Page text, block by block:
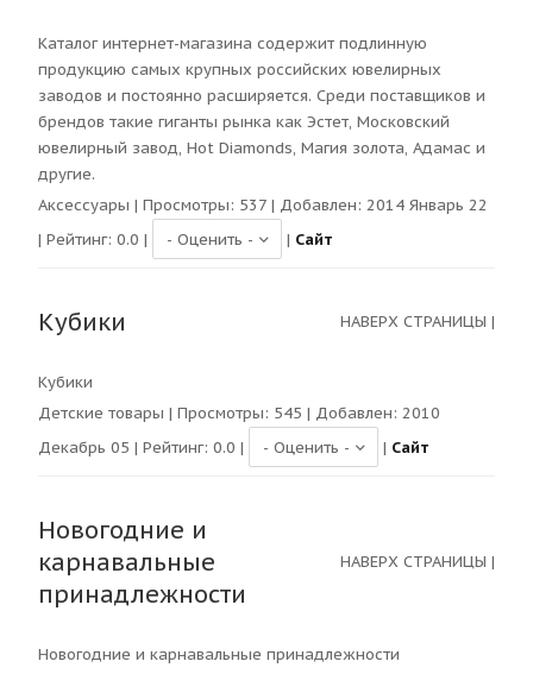
Каталог интернет-магазина содержит подлинную
продукцию самых крупных российских ювелирных
заводов и постоянно расширяется. Среди поставщиков и
брендов такие гиганты рынка как Эстет, Московский
ювелирный завод, Hot Diamonds, Магия золота, Адамас и
другие.
Аксессуары | Просмотры: 537 | Добавлен: 2014 Январь 22
| Рейтинг: 0.0 | | Сайт
Кубики НАВЕРХ СТРАНИЦЫ |
Кубики
Детские товары | Просмотры: 545 | Добавлен: 2010
Декабрь 05 | Рейтинг: 0.0 | | Сайт
Новогодние и
карнавальные
принадлежности
НАВЕРХ СТРАНИЦЫ |
Новогодние и карнавальные принадлежности